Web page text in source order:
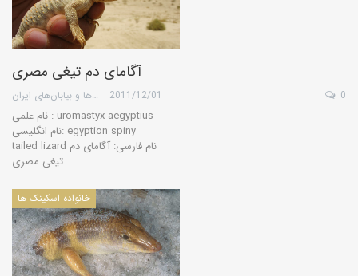
آگامای دم تیغی مصری
گروه کویرها و بیابان‌های ایران 2011/12/01 0
نام علمی : uromastyx aegyptius
نام انگلیسی: egyption spiny
tailed lizard نام فارسی: آگامای دم
تیغی مصری …
خانواده اسکینک ها